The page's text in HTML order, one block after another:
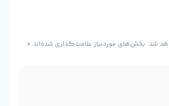
موردنیاز علامت‌گذاری شده‌اند*